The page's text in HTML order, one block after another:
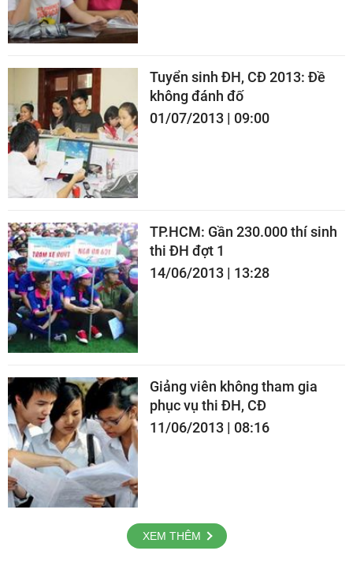
Tuyển sinh ĐH, CĐ 2013: Đề
không đánh đố
01/07/2013 | 09:00
TP.HCM: Gần 230.000 thí sinh
thi ĐH đợt 1
14/06/2013 | 13:28
Giảng viên không tham gia
phục vụ thi ĐH, CĐ
11/06/2013 | 08:16
XEM THÊM